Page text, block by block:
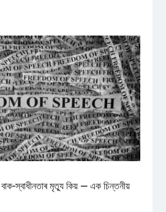
বাক-স্বাধীনতাৰ মৃত্যু কিয় — এক চিন্তনীয়